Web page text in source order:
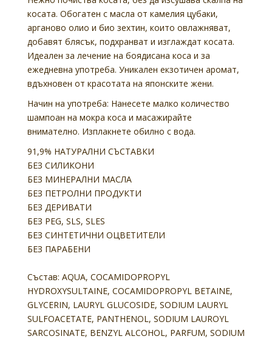
косата. Обогатен с масла от камелия цубаки,
арганово олио и био зехтин, които овлажняват,
добавят блясък, подхранват и изглаждат косата.
Идеален за лечение на боядисана коса и за
ежедневна употреба. Уникален екзотичен аромат,
вдъхновен от красотата на японските жени.
Начин на употреба: Нанесете малко количество
шампоан на мокра коса и масажирайте
внимателно. Изплакнете обилно с вода.
91,9% НАТУРАЛНИ СЪСТАВКИ
БЕЗ СИЛИКОНИ
БЕЗ МИНЕРАЛНИ МАСЛА
БЕЗ ПЕТРОЛНИ ПРОДУКТИ
БЕЗ ДЕРИВАТИ
БЕЗ PEG, SLS, SLES
БЕЗ СИНТЕТИЧНИ ОЦВЕТИТЕЛИ
БЕЗ ПАРАБЕНИ
Състав: AQUA, COCAMIDOPROPYL
HYDROXYSULTAINE, COCAMIDOPROPYL BETAINE,
GLYCERIN, LAURYL GLUCOSIDE, SODIUM LAURYL
SULFOACETATE, PANTHENOL, SODIUM LAUROYL
SARCOSINATE, BENZYL ALCOHOL, PARFUM, SODIUM